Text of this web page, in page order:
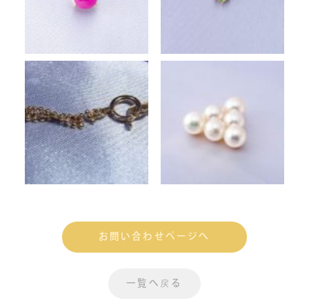
お問い合わせページへ
一覧へ戻る